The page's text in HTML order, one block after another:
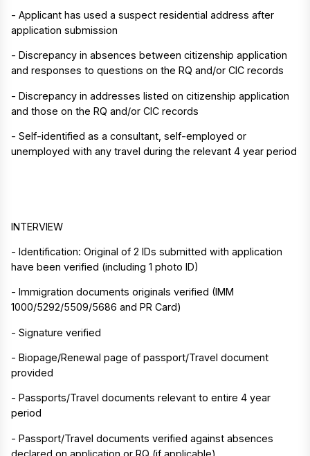
- Applicant has used a suspect residential address after
application submission
- Discrepancy in absences between citizenship application
and responses to questions on the RQ and/or CIC records
- Discrepancy in addresses listed on citizenship application
and those on the RQ and/or CIC records
- Self-identified as a consultant, self-employed or
unemployed with any travel during the relevant 4 year period
INTERVIEW
- Identification: Original of 2 IDs submitted with application
have been verified (including 1 photo ID)
- Immigration documents originals verified (IMM
1000/5292/5509/5686 and PR Card)
- Signature verified
- Biopage/Renewal page of passport/Travel document
provided
- Passports/Travel documents relevant to entire 4 year
period
- Passport/Travel documents verified against absences
declared on application or RQ (if applicable)